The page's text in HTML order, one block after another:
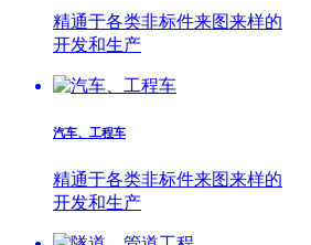
精通于各类非标件来图来样的
开发和生产
汽车、工程车
精通于各类非标件来图来样的
开发和生产